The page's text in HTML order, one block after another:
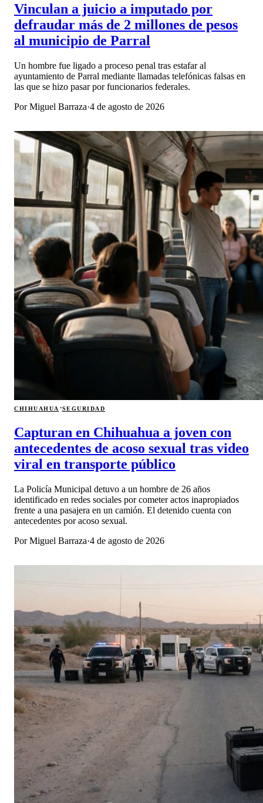
Vinculan a juicio a imputado por
defraudar más de 2 millones de pesos
al municipio de Parral
Un hombre fue ligado a proceso penal tras estafar al
ayuntamiento de Parral mediante llamadas telefónicas falsas en
las que se hizo pasar por funcionarios federales.
PorMiguel Barraza·4 de agosto de 2026
CHIHUAHUA ·SEGURIDAD
Capturan en Chihuahua a joven con
antecedentes de acoso sexual tras video
viral en transporte público
La Policía Municipal detuvo a un hombre de 26 años
identificado en redes sociales por cometer actos inapropiados
frente a una pasajera en un camión. El detenido cuenta con
antecedentes por acoso sexual.
PorMiguel Barraza·4 de agosto de 2026